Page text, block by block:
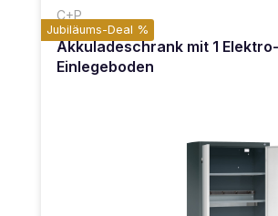
C+P
Jubiläums-Deal %
Akkuladeschrank mit 1 Elektro-
Einlegeboden